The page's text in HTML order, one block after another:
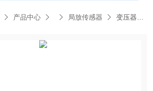
产品中心 局放传感器 变压器高频电流局放传感器-微耗